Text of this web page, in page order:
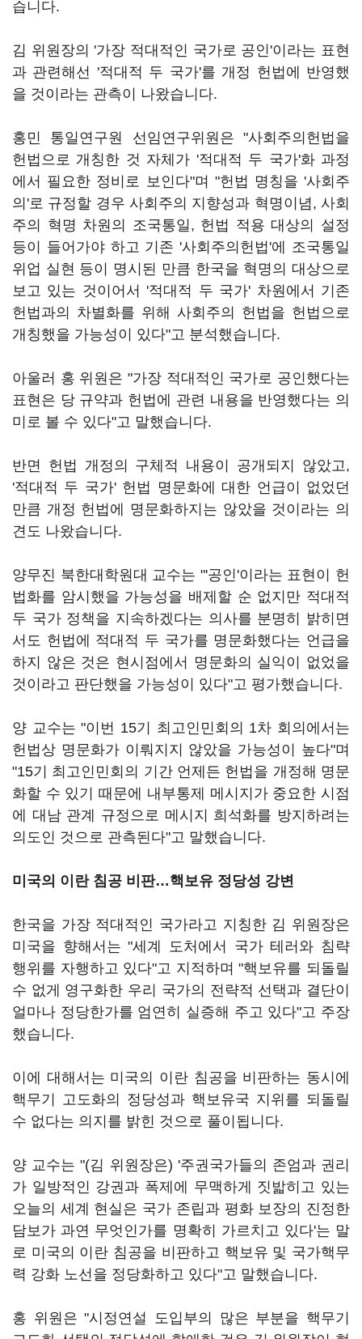
습니다.
김 위원장의 '가장 적대적인 국가로 공인'이라는 표현
과 관련해선 '적대적 두 국가'를 개정 헌법에 반영했
을 것이라는 관측이 나왔습니다.
홍민 통일연구원 선임연구위원은 "사회주의헌법을
헌법으로 개칭한 것 자체가 '적대적 두 국가'화 과정
에서 필요한 정비로 보인다"며 "헌법 명칭을 '사회주
의'로 규정할 경우 사회주의 지향성과 혁명이념, 사회
주의 혁명 차원의 조국통일, 헌법 적용 대상의 설정
등이 들어가야 하고 기존 '사회주의헌법'에 조국통일
위업 실현 등이 명시된 만큼 한국을 혁명의 대상으로
보고 있는 것이어서 '적대적 두 국가' 차원에서 기존
헌법과의 차별화를 위해 사회주의 헌법을 헌법으로
개칭했을 가능성이 있다"고 분석했습니다.
아울러 홍 위원은 "가장 적대적인 국가로 공인했다는
표현은 당 규약과 헌법에 관련 내용을 반영했다는 의
미로 볼 수 있다"고 말했습니다.
반면 헌법 개정의 구체적 내용이 공개되지 않았고,
'적대적 두 국가' 헌법 명문화에 대한 언급이 없었던
만큼 개정 헌법에 명문화하지는 않았을 것이라는 의
견도 나왔습니다.
양무진 북한대학원대 교수는 "'공인'이라는 표현이 헌
법화를 암시했을 가능성을 배제할 순 없지만 적대적
두 국가 정책을 지속하겠다는 의사를 분명히 밝히면
서도 헌법에 적대적 두 국가를 명문화했다는 언급을
하지 않은 것은 현시점에서 명문화의 실익이 없었을
것이라고 판단했을 가능성이 있다"고 평가했습니다.
양 교수는 "이번 15기 최고인민회의 1차 회의에서는
헌법상 명문화가 이뤄지지 않았을 가능성이 높다"며
"15기 최고인민회의 기간 언제든 헌법을 개정해 명문
화할 수 있기 때문에 내부통제 메시지가 중요한 시점
에 대남 관계 규정으로 메시지 희석화를 방지하려는
의도인 것으로 관측된다"고 말했습니다.
미국의 이란 침공 비판…핵보유 정당성 강변
한국을 가장 적대적인 국가라고 지칭한 김 위원장은
미국을 향해서는 "세계 도처에서 국가 테러와 침략
행위를 자행하고 있다"고 지적하며 "핵보유를 되돌릴
수 없게 영구화한 우리 국가의 전략적 선택과 결단이
얼마나 정당한가를 엄연히 실증해 주고 있다"고 주장
했습니다.
이에 대해서는 미국의 이란 침공을 비판하는 동시에
핵무기 고도화의 정당성과 핵보유국 지위를 되돌릴
수 없다는 의지를 밝힌 것으로 풀이됩니다.
양 교수는 "(김 위원장은) '주권국가들의 존엄과 권리
가 일방적인 강권과 폭제에 무맥하게 짓밟히고 있는
오늘의 세계 현실은 국가 존립과 평화 보장의 진정한
담보가 과연 무엇인가를 명확히 가르치고 있다'는 말
로 미국의 이란 침공을 비판하고 핵보유 및 국가핵무
력 강화 노선을 정당화하고 있다"고 말했습니다.
홍 위원은 "시정연설 도입부의 많은 부분을 핵무기